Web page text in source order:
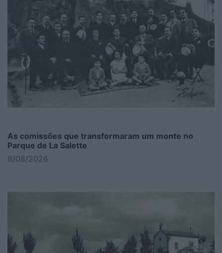
As comissões que transformaram um monte no
Parque de La Salette
8/08/2026